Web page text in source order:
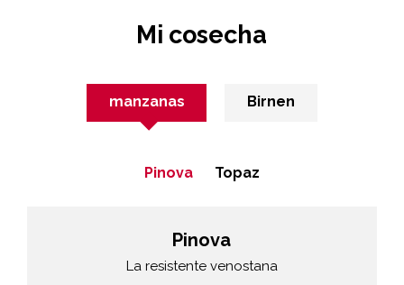
Mi cosecha
Pinova
La resistente venostana
Pinova Topaz
manzanas Birnen